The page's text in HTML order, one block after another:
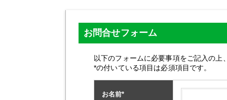
お問合せフォーム
以下のフォームに必要事項をご記入の
*の付いている項目は必須項目です。
お名前*